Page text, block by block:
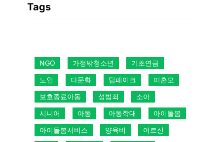
Tags
NGO 가정밖청소년
기초연금
노인
다문화 딥페이크
미혼모
보호종료아동
성범죄
소아
시니어
아동 아동학대
아이돌봄
아이돌봄서비스
양육비
어르신